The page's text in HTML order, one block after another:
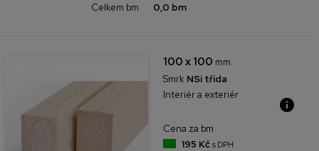
Celkem bm 0,0 bm
100 x 100 mm
Smrk NSi třída
Interiér a exteriér
Cena za bm
195 Kč s DPH